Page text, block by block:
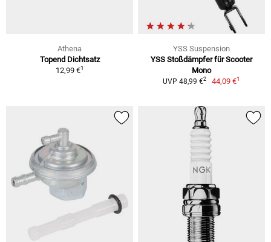
Athena
Topend Dichtsatz
12,99 €1
YSS Suspension
YSS Stoßdämpfer für Scooter
Mono
UVP 48,99 €2 44,09 €1